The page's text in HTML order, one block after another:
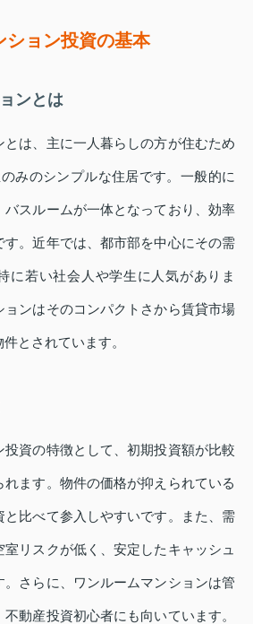
ション投資の基本
ンとは
とは、主に一人暮らしの方が住むため
みのシンプルな住居です。一般的に
バスルームが一体となっており、効率
す。近年では、都市部を中心にその需
に若い社会人や学生に人気がありま
ンはそのコンパクトさから賃貸市場
とされています。
投資の特徴として、初期投資額が比較
ます。物件の価格が抑えられている
と比べて参入しやすいです。また、需
リスクが低く、安定したキャッシュ
。さらに、ワンルームマンションは管
動産投資初心者にも向いています。